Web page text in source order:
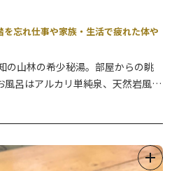
忘れ仕事や家族・生活で疲れた体や
の山林の希少秘湯。部屋からの眺
呂はアルカリ単純泉、天然岩風呂